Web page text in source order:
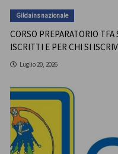
Gildains nazionale
CORSO PREPARATORIO
ISCRITTI E PER CHI SI
Luglio 20, 2026